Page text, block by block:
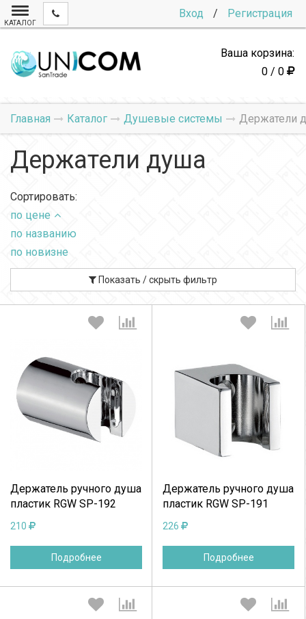
Вход / Регистрация
КАТАЛОГ
Ваша корзина:
0 / 0
Главная Каталог Душевые системы Держатели
Держатели душа
Сортировать:
по цене
по названию
по новизне
Показать / скрыть фильтр
Держатель ручного душа
пластик RGW SP-192
210
Подробнее
Выберите количество:
Держатель ручного душа
пластик RGW SP-191
226
Подробнее
Выберите количество: